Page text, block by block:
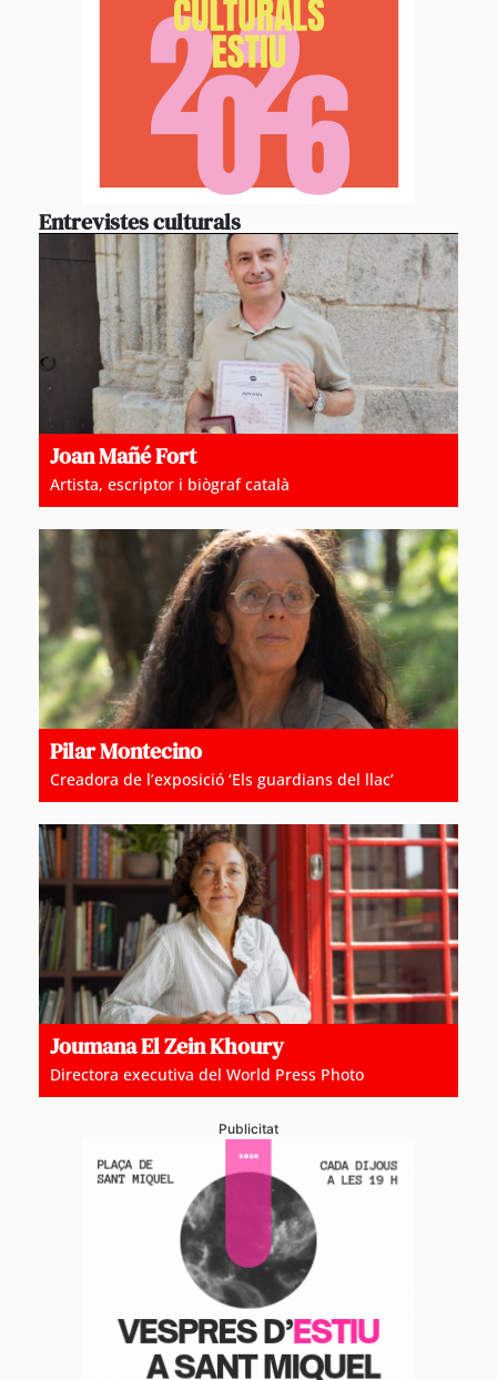
Entrevistes culturals
Joan Mañé Fort
Artista, escriptor i biògraf català
Pilar Montecino
Creadora de l’exposició ‘Els guardians del llac’
Joumana El Zein Khoury
Directora executiva del World Press Photo
Publicitat